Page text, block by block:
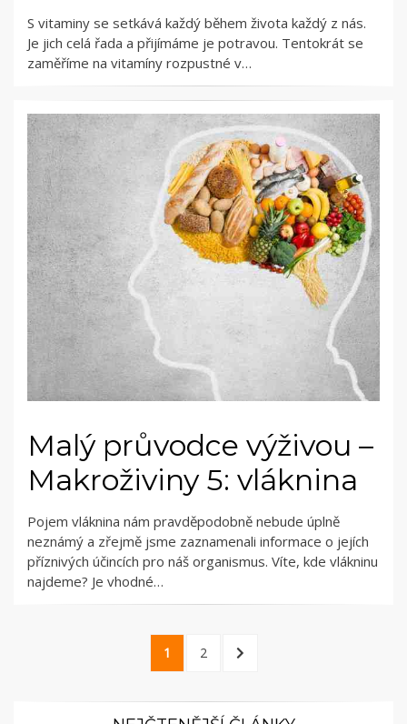
S vitaminy se setkává každý během života každý z nás.
Je jich celá řada a přijímáme je potravou. Tentokrát se
zaměříme na vitamíny rozpustné v…
Malý průvodce výživou –
Makroživiny 5: vláknina
Pojem vláknina nám pravděpodobně nebude úplně
neznámý a zřejmě jsme zaznamenali informace o jejích
příznivých účincích pro náš organismus. Víte, kde vlákninu
najdeme? Je vhodné…
PAGE
1 PAGE
2
NEXT